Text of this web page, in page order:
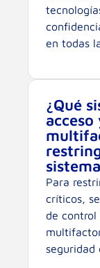
en todas
¿Qué
Para
críticos,
de control
seguridad